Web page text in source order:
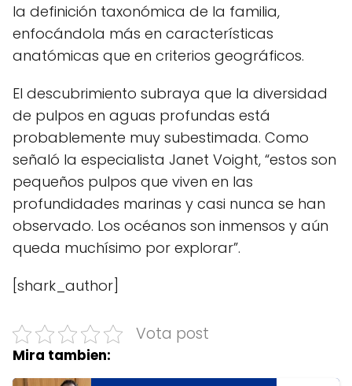
la definición taxonómica de la familia,
enfocándola más en características
anatómicas que en criterios geográficos.
El descubrimiento subraya que la diversidad
de pulpos en aguas profundas está
probablemente muy subestimada. Como
señaló la especialista Janet Voight, “estos son
pequeños pulpos que viven en las
profundidades marinas y casi nunca se han
observado. Los océanos son inmensos y aún
queda muchísimo por explorar”.
[shark_author]
Vota post
Mira tambien: